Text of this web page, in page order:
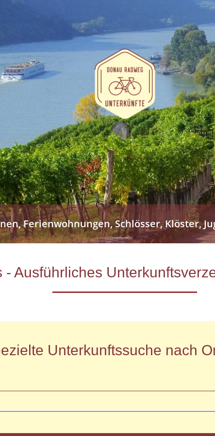
Ferienwohnungen, Schlösser, Klöster,
- Ausführliches
Unterkunftssuche nach